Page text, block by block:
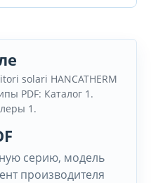
solari HANCATHERM
PDF: Каталог 1.
1.
серию, модель
производителя